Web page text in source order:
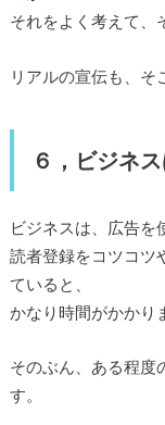
それをよく考えて、
リアルの宣伝も、そ
６，ビジネ
ビジネスは、広告を
読者登録をコツコツ
ていると、
かなり時間がかかり
そのぶん、ある程度
す。